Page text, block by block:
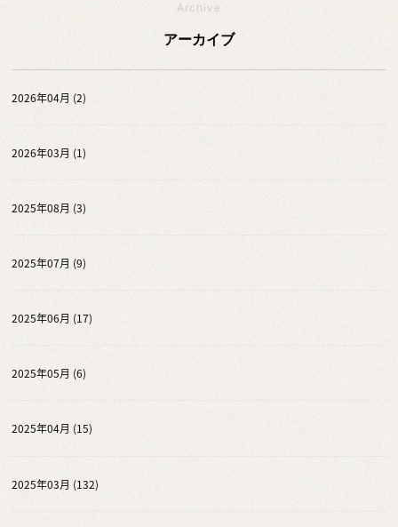
Archive
アーカイブ
2026年04月 (2)
2026年03月 (1)
2025年08月 (3)
2025年07月 (9)
2025年06月 (17)
2025年05月 (6)
2025年04月 (15)
2025年03月 (132)